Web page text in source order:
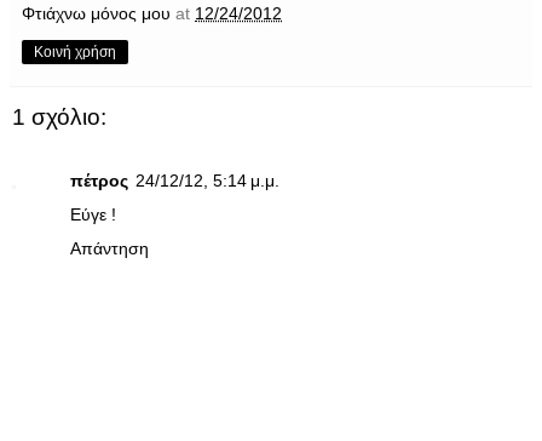
Φτιάχνω μόνος μου at 12/24/2012
Κοινή χρήση
1 σχόλιο:
πέτρος 24/12/12, 5:14 μ.μ.
Εύγε !
Απάντηση